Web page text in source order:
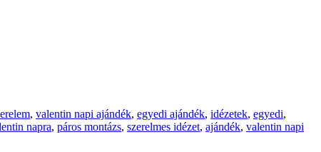
, valentin napi ajándék, egyedi ajándék, idézetek, egyedi,
napra, páros montázs, szerelmes idézet, ajándék, valentin napi